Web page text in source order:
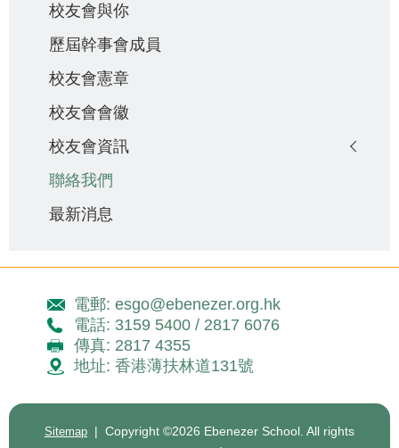
校友會與你
歷屆幹事會成員
校友會憲章
校友會會徽
校友會資訊
聯絡我們
最新消息
電郵: esgo@ebenezer.org.hk
電話: 3159 5400 / 2817 6076
傳真: 2817 4355
地址: 香港薄扶林道131號
Sitemap | Copyright ©2026 Ebenezer School. All rights